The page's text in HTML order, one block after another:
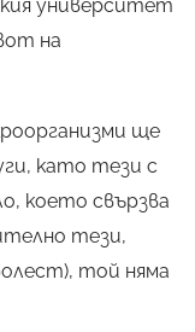
университет
на
ще
като тези с
което свързва
тези,
той няма